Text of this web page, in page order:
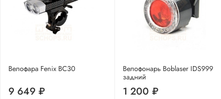
Велофара Fenix BC30
9 649 ₽
Велофонарь Boblaser IDS999
задний
1 200 ₽